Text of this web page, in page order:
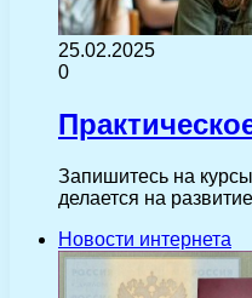
25.02.2025
0
Запишитесь на
делается на
Новости интернета